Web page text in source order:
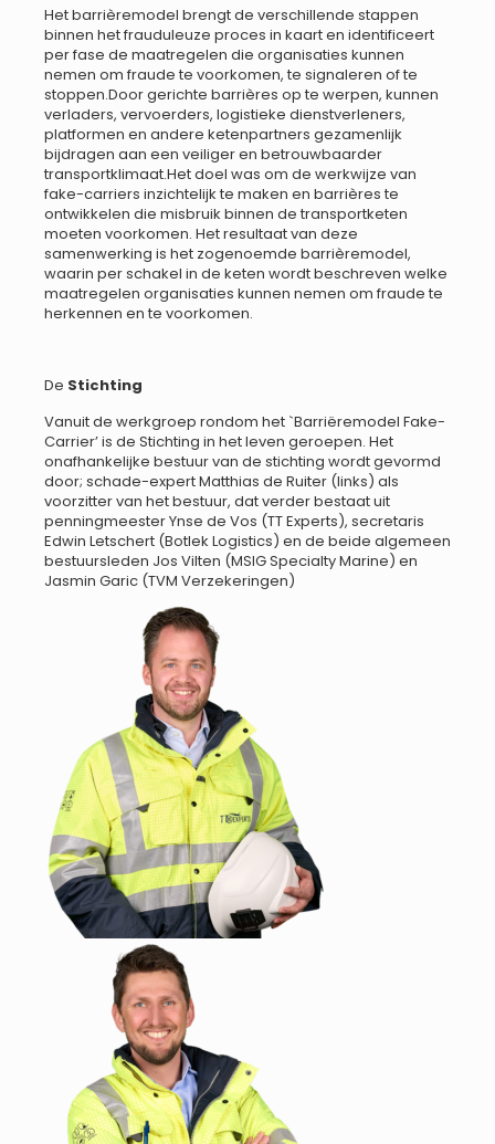
Het barrièremodel brengt de verschillende stappen
binnen het frauduleuze proces in kaart en identificeert
per fase de maatregelen die organisaties kunnen
nemen om fraude te voorkomen, te signaleren of te
stoppen.Door gerichte barrières op te werpen, kunnen
verladers, vervoerders, logistieke dienstverleners,
platformen en andere ketenpartners gezamenlijk
bijdragen aan een veiliger en betrouwbaarder
transportklimaat.Het doel was om de werkwijze van
fake-carriers inzichtelijk te maken en barrières te
ontwikkelen die misbruik binnen de transportketen
moeten voorkomen. Het resultaat van deze
samenwerking is het zogenoemde barrièremodel,
waarin per schakel in de keten wordt beschreven welke
maatregelen organisaties kunnen nemen om fraude te
herkennen en te voorkomen.
De Stichting
Vanuit de werkgroep rondom het `Barriëremodel Fake-
Carrier’ is de Stichting in het leven geroepen. Het
onafhankelijke bestuur van de stichting wordt gevormd
door; schade-expert Matthias de Ruiter (links) als
voorzitter van het bestuur, dat verder bestaat uit
penningmeester Ynse de Vos (TT Experts), secretaris
Edwin Letschert (Botlek Logistics) en de beide algemeen
bestuursleden Jos Vilten (MSIG Specialty Marine) en
Jasmin Garic (TVM Verzekeringen)